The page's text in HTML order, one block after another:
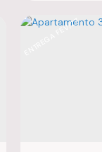
ENTREGA FEV/27